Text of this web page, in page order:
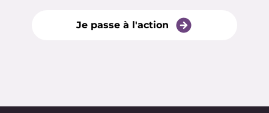
Je passe à l'action